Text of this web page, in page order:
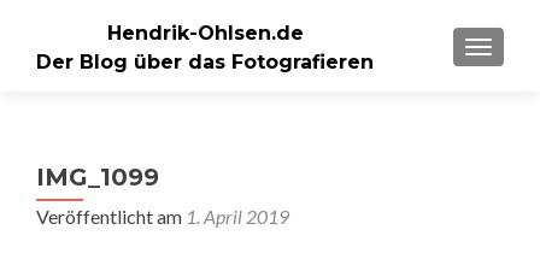
Hendrik-Ohlsen.de
Der Blog über das Fotografieren
IMG_1099
Veröffentlicht am 1. April 2019